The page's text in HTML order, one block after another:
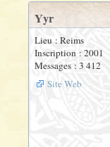
Yyr
Lieu : Reims
Inscription : 2001
Messages : 3 412
Site Web